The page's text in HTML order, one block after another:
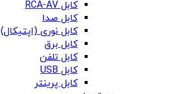
کابل RCA-AV
کابل صدا
کابل نوری (اپتیکال)
کابل برق
کابل تلفن
کابل USB
کابل پرینتر